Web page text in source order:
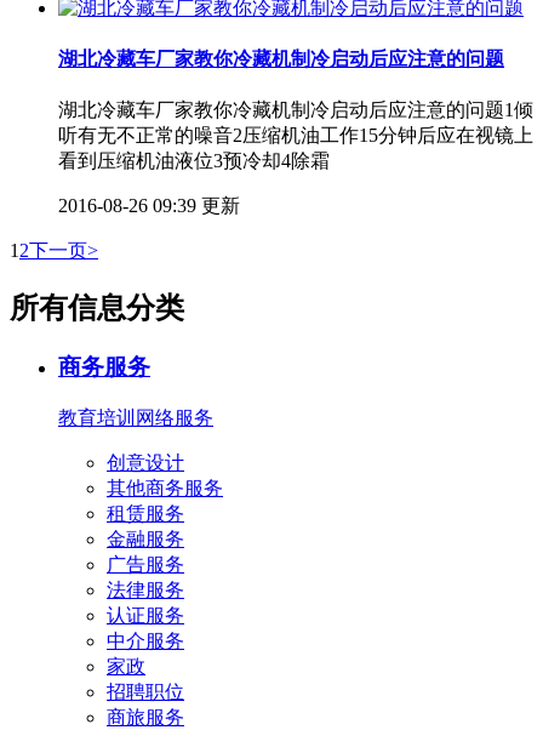
湖北冷藏车厂家教你冷藏机制冷启动后应注意的问题
湖北冷藏车厂家教你冷藏机制冷启动后应注意的问题1倾
听有无不正常的噪音2压缩机油工作15分钟后应在视镜上
看到压缩机油液位3预冷却4除霜
2016-08-26 09:39 更新
12下一页>
所有信息分类
商务服务
教育培训 网络服务
创意设计
其他商务服务
租赁服务
金融服务
广告服务
法律服务
认证服务
中介服务
家政
招聘职位
商旅服务